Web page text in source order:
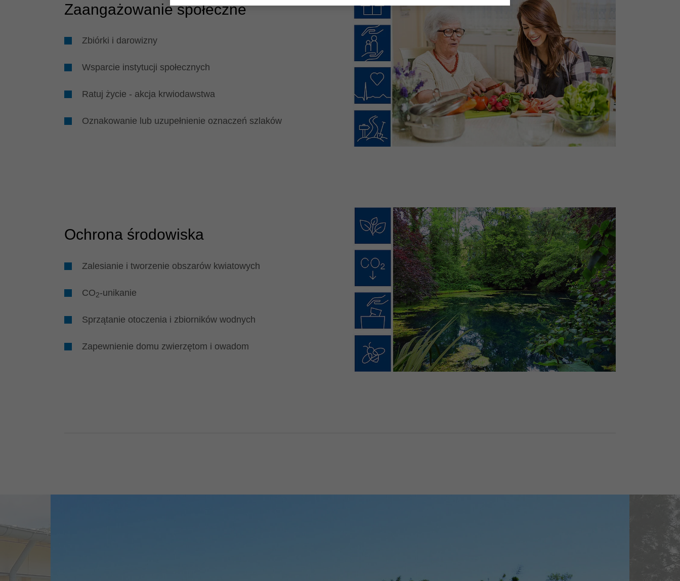
Zaangażowanie społeczne
Zbiórki i darowizny
Wsparcie instytucji społecznych
Ratuj życie - akcja krwiodawstwa
Oznakowanie lub uzupełnienie oznaczeń szlaków
Ochrona środowiska
Zalesianie i tworzenie obszarów kwiatowych
CO2-unikanie
Sprzątanie otoczenia i zbiorników wodnych
Zapewnienie domu zwierzętom i owadom